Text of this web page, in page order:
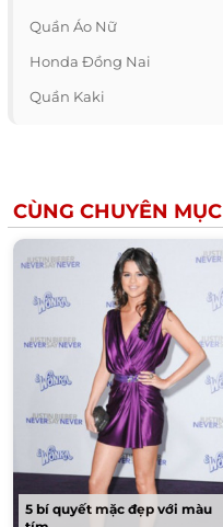
Quần Áo Nữ
Honda Đồng Nai
Quần Kaki
CÙNG CHUYÊN MỤC
5 bí quyết mặc đẹp với màu